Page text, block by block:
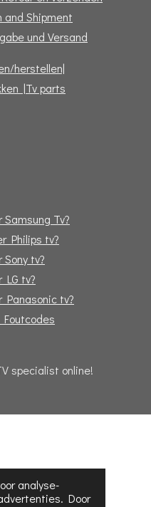
analyse-
Door
and Shipment
und Versand
herstellen|
|Tv parts
Tv?
Philips tv?
tv?
LG tv?
Panasonic tv?
specialist online!